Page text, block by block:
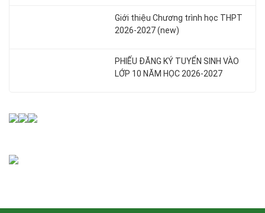
Giới thiệu Chương trình học THPT
2026-2027 (new)
PHIẾU ĐĂNG KÝ TUYỂN SINH VÀO
LỚP 10 NĂM HỌC 2026-2027